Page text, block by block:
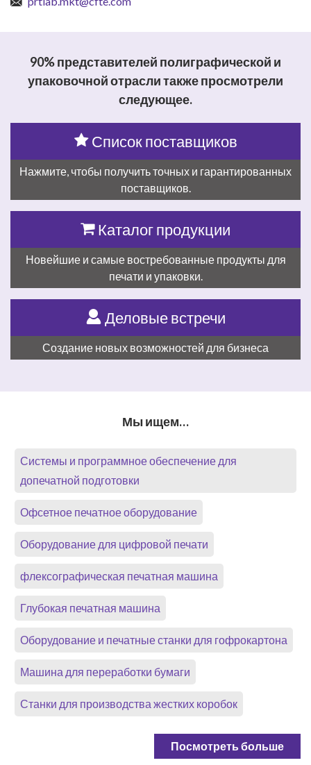
90% представителей полиграфической и
упаковочной отрасли также просмотрели
следующее.
Список поставщиков
Нажмите, чтобы получить точных и гарантированных
поставщиков.
Каталог продукции
Новейшие и самые востребованные продукты для
печати и упаковки.
Деловые встречи
Создание новых возможностей для бизнеса
Мы ищем…
Системы и программное обеспечение для
допечатной подготовки
Офсетное печатное оборудование
Оборудование для цифровой печати
флексографическая печатная машина
Глубокая печатная машина
Оборудование и печатные станки для гофрокартона
Машина для переработки бумаги
Станки для производства жестких коробок
Посмотреть больше